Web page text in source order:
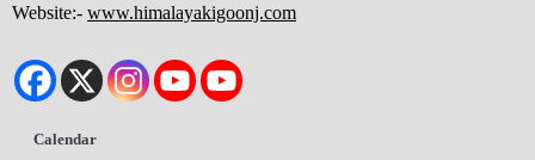
Website:- www.himalayakigoonj.com
Calendar